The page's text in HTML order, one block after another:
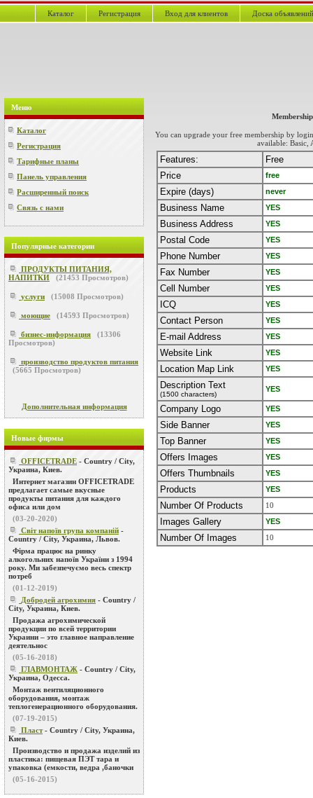
Каталог Регистрация Вход для клиентов Доска объявлений
Меню
Каталог
Регистрация
Тарифные планы
Панель управления
Расширенный поиск
Связь с нами
Популярные категории
ПРОДУКТЫ ПИТАНИЯ,
НАПИТКИ
(21453 Просмотров)
услуги (15008 Просмотров)
моющие (14593 Просмотров)
бизнес-информация (13306
Просмотров)
производство продуктов питания
(5665 Просмотров)
Дополнительная информация
Новые фирмы
OFFICETRADE - Country / City,
Украина, Киев.
Интернет магазин OFFICETRADE
предлагает самые вкусные
продукты питания для каждого
офиса или дом
(03-20-2020)
Світ напоїв група компаній -
Country / City, Украина, Львов.
Фірма працює на ринку
алкогольних напоїв України з 1994
року. Ми забезпечуємо весь спектр
потреб
(01-12-2019)
Добродей агрохимия - Country /
City, Украина, Киев.
Продажа агрохимической
продукции по всей территории
Украини – это главное направление
деятельнос
(05-16-2018)
ГЛАВМОНТАЖ - Country / City,
Украина, Одесса.
Монтаж вентиляционного
оборудования, монтаж
теплогенерационного оборудования.
(07-19-2015)
Пласт- Country / City, Украина,
Киев.
Производство и продажа изделий из
пластика: пищевая ПЭТ тара и
упаковка (емкости, ведра ,баночки
(05-16-2015)
You can upgrade your free membership by
available: Basic,
Features:
Free
Price
free
Expire (days) never
Business Name YES
Business Address YES
Postal Code YES
Phone Number YES
Fax Number YES
Cell Number YES
ICQ YES
Contact Person YES
E-mail Address YES
Website Link YES
Location Map Link YES
Description Text
(1500 characters)
YES
Company Logo YES
Side Banner YES
Top Banner YES
Offers Images YES
Offers Thumbnails YES
Products YES
Number Of Products 10
Images Gallery YES
Number Of Images 10